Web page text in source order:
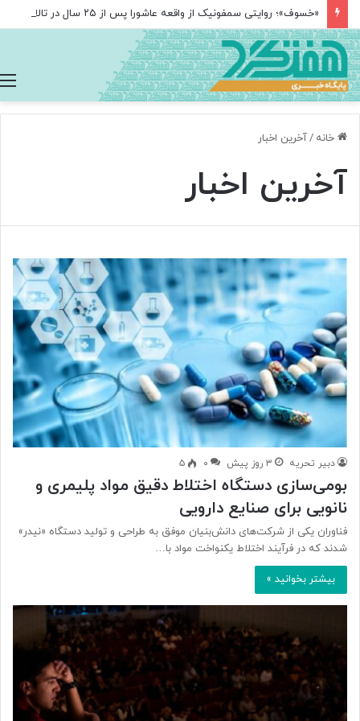
«خسوف»؛ روایتی سمفونیک از واقعه عاشورا پس از ۲۵ سال در تالار وحدت
خانه /آخرین اخبار
آخرین اخبار
دبیر تحریه ۳ روز پیش ۰ ۵
بومی‌سازی دستگاه اختلاط دقیق مواد پلیمری و
نانویی برای صنایع دارویی
فناوران یکی از شرکت‌های دانش‌بنیان موفق به طراحی و تولید دستگاه «نیدر»
شدند که در فرآیند اختلاط یکنواخت مواد با…
بیشتر بخوانید »